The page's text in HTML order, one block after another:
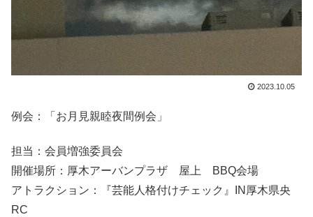
2023.10.05
例会：「お月見親睦夜間例会」
担当：会員増強委員会
開催場所：厚木アーバンプラザ 屋上 BBQ会場
アトラクション：『芸能人格付けチェック』IN厚木県央
RC